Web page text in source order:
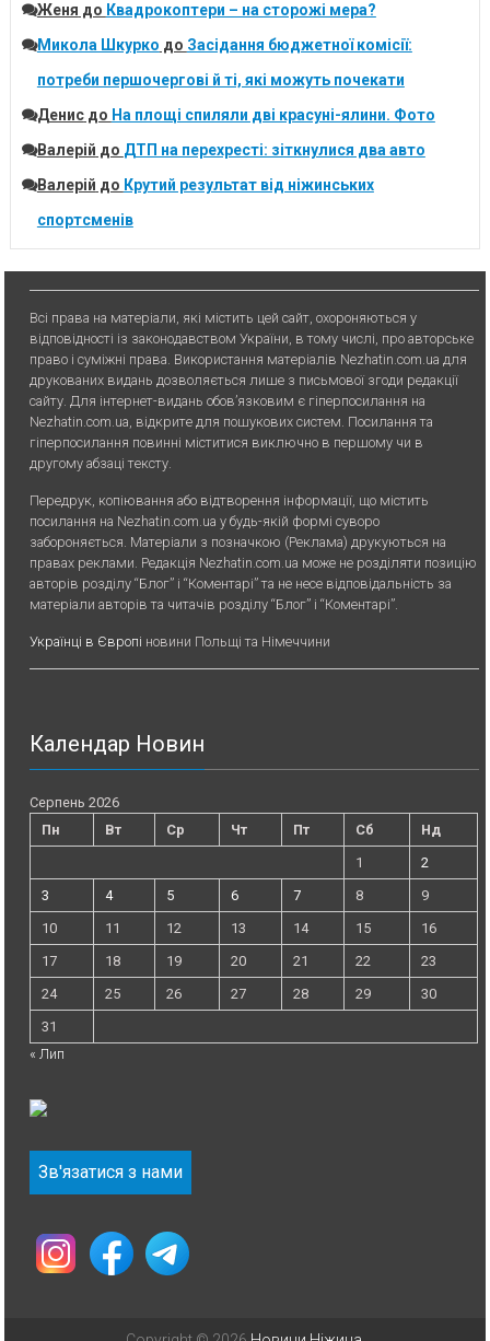
Женя до Квадрокоптери – на сторожі мера?
Микола Шкурко до Засідання бюджетної комісії:
потреби першочергові й ті, які можуть почекати
Денисдо На площі спиляли дві красуні-ялини. Фото
Валерій до ДТП на перехресті: зіткнулися два авто
Валерій до Крутий результат від ніжинських
спортсменів
Всі права на матеріали, які містить цей сайт, охороняються у
відповідності із законодавством України, в тому числі, про авторське
право і суміжні права. Використання матерiалiв Nezhatin.com.ua для
друкованих видань дозволяється лише з письмової згоди редакції
сайту. Для iнтернет-видань обов’язковим є гiперпосилання на
Nezhatin.com.ua, відкрите для пошукових систем. Посилання та
гіперпосилання повинні міститися виключно в першому чи в
другому абзаці тексту.
Передрук, копiювання або вiдтворення iнформацiї, що мiстить
посилання на Nezhatin.com.ua у будь-якiй формi суворо
забороняється. Матеріали з позначкою (Реклама) друкуються на
правах реклами. Редакція Nezhatin.com.ua може не розділяти позицію
авторів розділу “Блог” і “Коментарі” та не несе відповідальність за
матеріали авторів та читачів розділу “Блог” і “Коментарі”.
Українці в Європі новини Польщі та Німеччини
Календар Новин
Серпень 2026
Пн
Вт Ср Чт Пт Сб
Нд
1
2
3
4 5 6 7 8
9
10
11 12 13 14 15
16
17
18 19 20 21 22
23
24
25 26 27 28 29
30
31
« Лип
Зв'язатися з нами